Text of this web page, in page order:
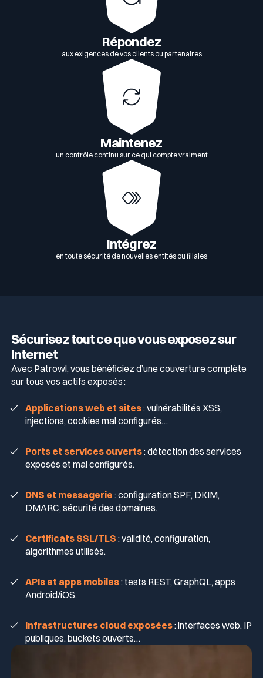
Répondez
aux exigences de vos clients ou partenaires
Maintenez
un contrôle continu sur ce qui compte vraiment
Intégrez
en toute sécurité de nouvelles entités ou filiales
Sécurisez tout ce que vous exposez sur
Internet
Avec Patrowl, vous bénéficiez d’une couverture complète
sur tous vos actifs exposés :
Applications web et sites: vulnérabilités XSS,
injections, cookies mal configurés…
Ports et services ouverts: détection des services
exposés et mal configurés.
DNS et messagerie : configuration SPF, DKIM,
DMARC, sécurité des domaines.
Certificats SSL/TLS : validité, configuration,
algorithmes utilisés.
APIs et apps mobiles: tests REST, GraphQL, apps
Android/iOS.
Infrastructures cloud exposées: interfaces web, IP
publiques, buckets ouverts…